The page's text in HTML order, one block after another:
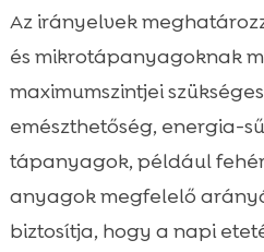
Az irányelvek
és mikrotápanyagoknak
maximumszintjei
emészthetőség, energia-
tápanyagok, például
anyagok megfelelő
biztosítja, hogy a napi